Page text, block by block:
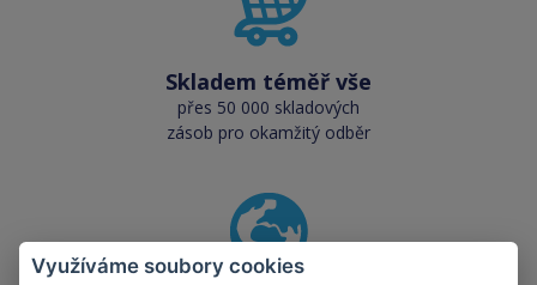
Skladem téměř vše
přes 50 000 skladových
zásob pro okamžitý odběr
Využíváme soubory cookies